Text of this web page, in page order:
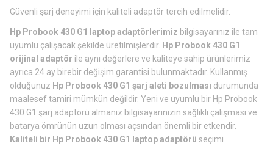
Güvenli şarj deneyimi için kaliteli adaptör tercih edilmelidir.
Hp Probook 430 G1 laptop adaptörlerimiz bilgisayarınız ile tam
uyumlu çalışacak şekilde üretilmişlerdir. Hp Probook 430 G1
orijinal adaptör ile aynı değerlere ve kaliteye sahip ürünlerimiz
ayrıca 24 ay birebir değişim garantisi bulunmaktadır. Kullanmış
olduğunuz Hp Probook 430 G1 şarj aleti bozulması durumunda
maalesef tamiri mümkün değildir. Yeni ve uyumlu bir Hp Probook
430 G1 şarj adaptörü almanız bilgisayarınızın sağlıklı çalışması ve
batarya ömrünün uzun olması açsından önemli bir etkendir.
Kaliteli bir Hp Probook 430 G1 laptop adaptörü seçimi